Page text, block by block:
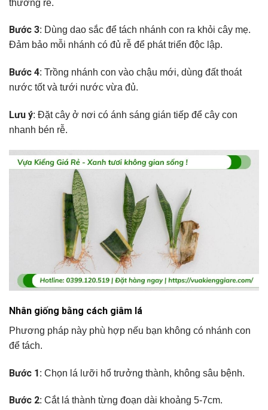
thương rễ.
Bước 3: Dùng dao sắc để tách nhánh con ra khỏi cây mẹ.
Đảm bảo mỗi nhánh có đủ rễ để phát triển độc lập.
Bước 4: Trồng nhánh con vào chậu mới, dùng đất thoát
nước tốt và tưới nước vừa đủ.
Lưu ý: Đặt cây ở nơi có ánh sáng gián tiếp để cây con
nhanh bén rễ.
Nhân giống bằng cách giâm lá
Phương pháp này phù hợp nếu bạn không có nhánh con
để tách.
Bước 1: Chọn lá lưỡi hổ trưởng thành, không sâu bệnh.
Bước 2: Cắt lá thành từng đoạn dài khoảng 5-7cm.